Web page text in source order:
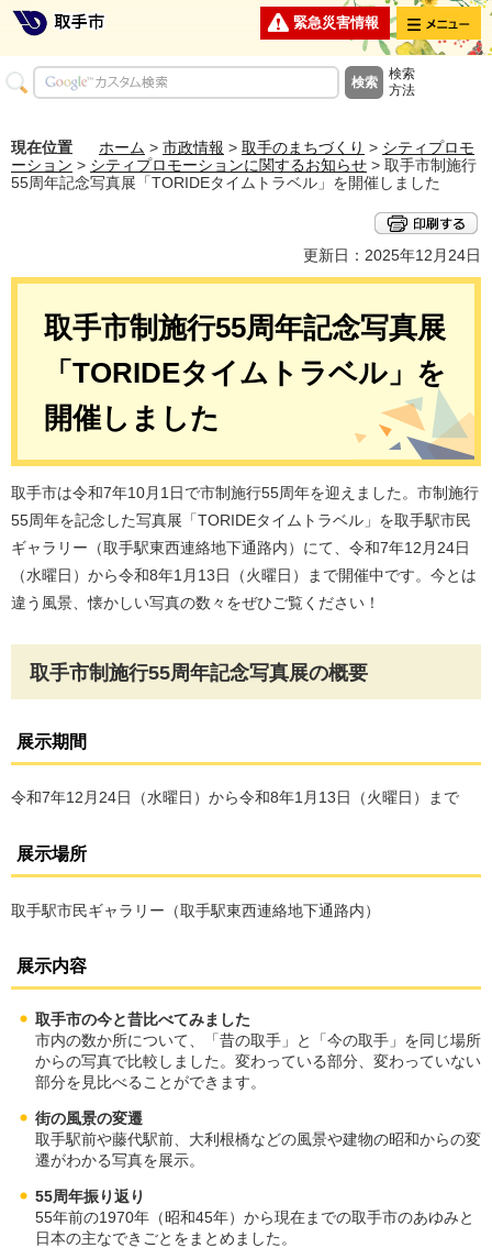
緊急災害情報 メニュー
検索
方法
現在位置 ホーム > 市政情報 > 取手のまちづくり > シティプロモ
ーション > シティプロモーションに関するお知らせ > 取手市制施行
55周年記念写真展「TORIDEタイムトラベル」を開催しました
更新日：2025年12月24日
取手市制施行55周年記念写真展
「TORIDEタイムトラベル」を
開催しました
取手市は令和7年10月1日で市制施行55周年を迎えました。市制施行
55周年を記念した写真展「TORIDEタイムトラベル」を取手駅市民
ギャラリー（取手駅東西連絡地下通路内）にて、令和7年12月24日
（水曜日）から令和8年1月13日（火曜日）まで開催中です。今とは
違う風景、懐かしい写真の数々をぜひご覧ください！
取手市制施行55周年記念写真展の概要
展示期間
令和7年12月24日（水曜日）から令和8年1月13日（火曜日）まで
展示場所
取手駅市民ギャラリー（取手駅東西連絡地下通路内）
展示内容
取手市の今と昔比べてみました
市内の数か所について、「昔の取手」と「今の取手」を同じ場所
からの写真で比較しました。変わっている部分、変わっていない
部分を見比べることができます。
街の風景の変遷
取手駅前や藤代駅前、大利根橋などの風景や建物の昭和からの変
遷がわかる写真を展示。
55周年振り返り
55年前の1970年（昭和45年）から現在までの取手市のあゆみと
日本の主なできごとをまとめました。